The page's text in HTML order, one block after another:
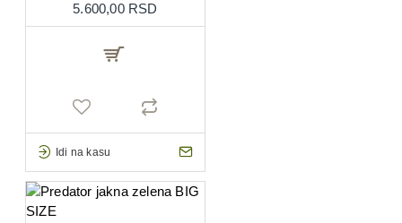
5.600,00 RSD
Idi na kasu